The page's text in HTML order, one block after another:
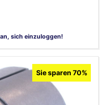
sich einzuloggen!
Sie sparen 70%